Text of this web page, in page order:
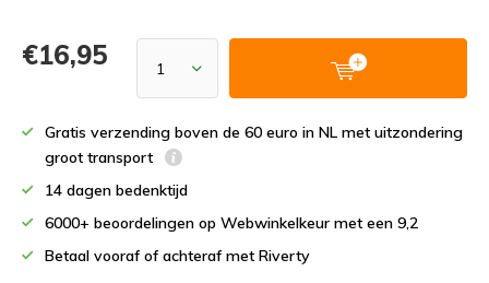
€16,95
Gratis verzending boven de 60 euro in NL met uitzondering
groot transport
14 dagen bedenktijd
6000+ beoordelingen op Webwinkelkeur met een 9,2
Betaal vooraf of achteraf met Riverty